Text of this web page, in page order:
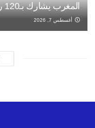
المغرب يشارك بـ120 رياضيا في دورة تارانتو 2026
أغسطس 7, 2026